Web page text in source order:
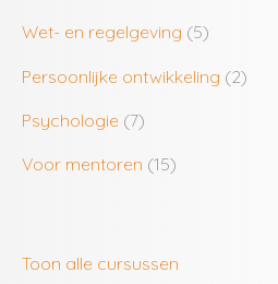
Wet- en regelgeving (5)
Persoonlijke ontwikkeling (2)
Psychologie (7)
Voor mentoren (15)
Toon alle cursussen